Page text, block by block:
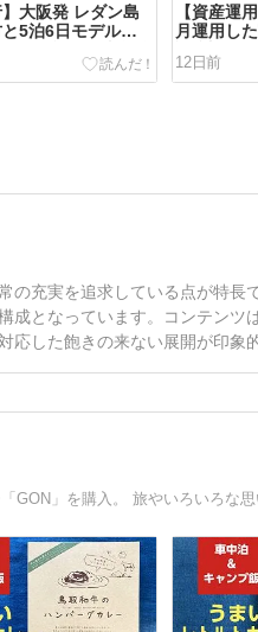
】大阪発 レダン島
5泊6日モデルコ
【資産運
月運用し
判断
12日前
の充実を追求している点が特長
成となっています。コンテンツ
した飽きの来ない展開が印象的